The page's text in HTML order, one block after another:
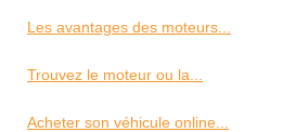
Les avantages des moteurs...
Trouvez le moteur ou la...
Acheter son véhicule online...